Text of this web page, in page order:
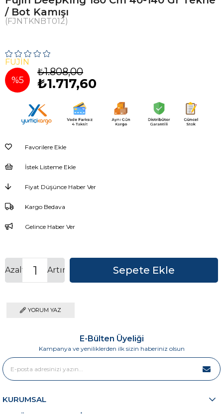
/ Bot Kamışı
(FJNTKNBT012)
FUJIN
%5
İndirim
₺1.808,00
₺1.717,60
Favorilere Ekle
İstek Listeme Ekle
Fiyat Düşünce Haber Ver
Kargo Bedava
Gelince Haber Ver
Artır
Azalt
YORUM YAZ
E-Bülten Üyeliği
Kampanya ve yeniliklerden ilk sizin haberiniz olsun
KURUMSAL